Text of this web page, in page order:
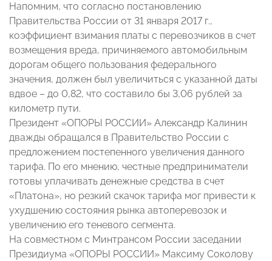
Напомним, что согласно постановлению
Правительства России от 31 января 2017 г.,
коэффициент взимания платы с перевозчиков в счет
возмещения вреда, причиняемого автомобильным
дорогам общего пользования федерального
значения, должен был увеличиться с указанной даты
вдвое – до 0,82, что составило бы 3,06 рублей за
километр пути.
Президент «ОПОРЫ РОССИИ» Александр Калинин
дважды обращался в Правительство России с
предложением постепенного увеличения данного
тарифа. По его мнению, честные предприниматели
готовы уплачивать денежные средства в счет
«Платона», но резкий скачок тарифа мог привести к
ухудшению состояния рынка автоперевозок и
увеличению его теневого сегмента.
На совместном с Минтрансом России заседании
Президиума «ОПОРЫ РОССИИ» Максиму Соколову